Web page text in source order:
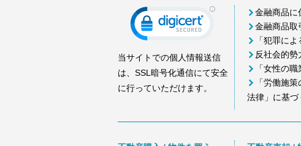
当サイトでの個人情報送信
は、SSL暗号化通信にて安全
に行っていただけます。
金融商品に
金融商品取
「犯罪に
反社会的
「女性の
「労働施
法律」に基